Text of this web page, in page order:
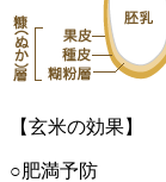
【玄米の効果】
○肥満予防